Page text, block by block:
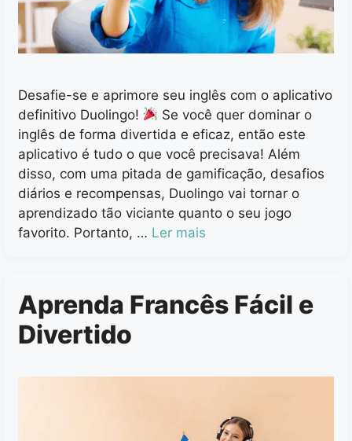
Desafie-se e aprimore seu inglês com o aplicativo
definitivo Duolingo!
Se você quer dominar o
inglês de forma divertida e eficaz, então este
aplicativo é tudo o que você precisava! Além
disso, com uma pitada de gamificação, desafios
diários e recompensas, Duolingo vai tornar o
aprendizado tão viciante quanto o seu jogo
favorito. Portanto, … Ler mais
Aprenda Francês Fácil e
Divertido